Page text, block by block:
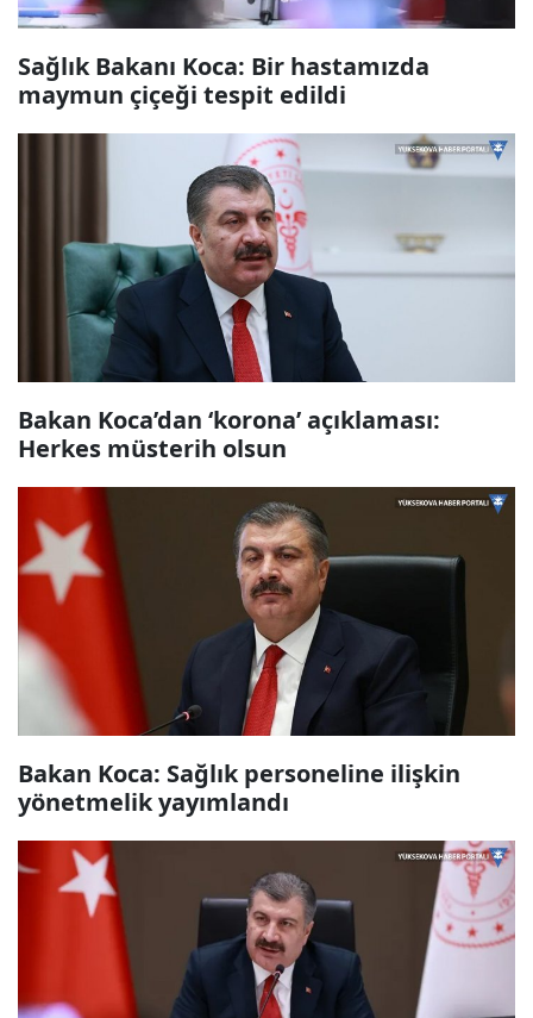
Sağlık Bakanı Koca: Bir hastamızda
maymun çiçeği tespit edildi
Bakan Koca’dan ‘korona’ açıklaması:
Herkes müsterih olsun
Bakan Koca: Sağlık personeline ilişkin
yönetmelik yayımlandı